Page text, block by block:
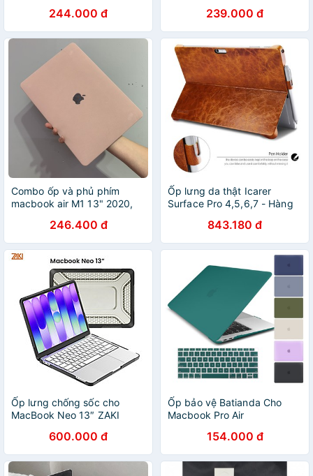
11 12 13 15 16inch
2018/2019/2020
244.000 đ
a2289 a2337 a2179 a2159
239.000 đ
Combo ốp và phủ phím
macbook air M1 13" 2020,
2020, pro 13" 2020 màu
Hồng pastel
246.400 đ
Ốp lưng da thật Icarer
Surface Pro 4,5,6,7 - Hàng
843.180 đ
Ốp lưng chống sốc cho
MacBook Neo 13″ ZAKI
600.000 đ
Ốp bảo vệ Batianda Cho
Macbook Pro Air
M1 13 15 2019 2020 2021
154.000 đ